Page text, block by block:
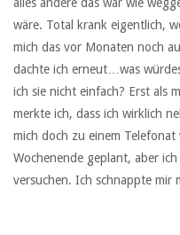
alles andere das war wie
wäre. Total krank eigentlich,
mich das vor Monaten noch
dachte ich erneut…was
ich sie nicht einfach? Erst als
merkte ich, dass ich wirklich
mich doch zu einem
Wochenende geplant, aber
versuchen. Ich schnappte mir